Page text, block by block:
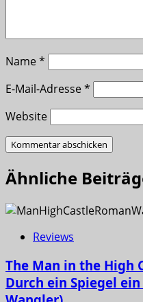
Name*
E-Mail-Adresse*
Website
Ähnliche
Reviews
The Man in the High
Durch ein Spiegel